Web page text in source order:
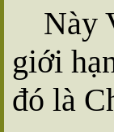
Này
giới
đó là